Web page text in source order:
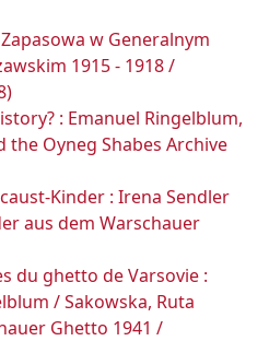
w Generalnym
1915 - 1918 /
: Emanuel Ringelblum,
Oyneg Shabes Archive
Kinder : Irena Sendler
aus dem Warschauer
du ghetto de Varsovie :
/ Sakowska, Ruta
Ghetto 1941 /